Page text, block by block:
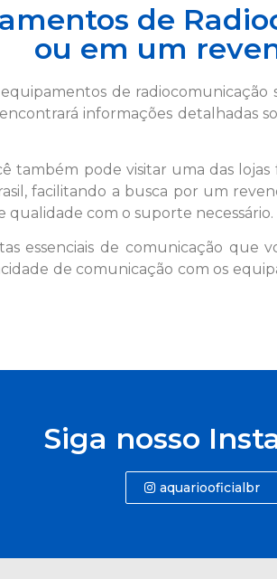
de
ou em um
de
informações detalhadas
também pode visitar uma das
facilitando a busca por um
com o suporte necessário.
essenciais de comunicação que
de comunicação com os
Siga nosso
aquariooficialbr